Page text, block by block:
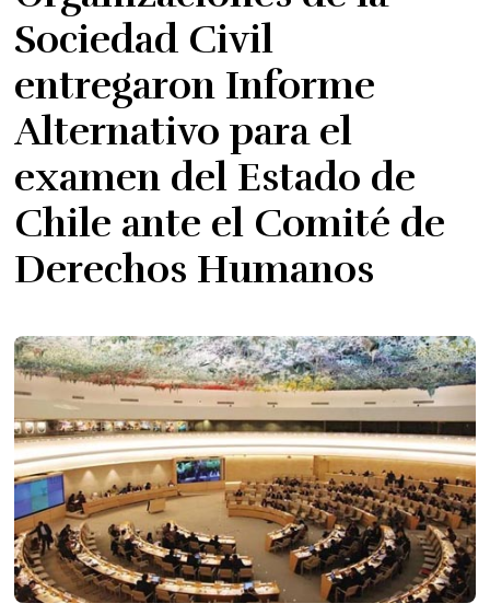
Sociedad Civil
entregaron Informe
Alternativo para el
examen del Estado de
Chile ante el Comité de
Derechos Humanos